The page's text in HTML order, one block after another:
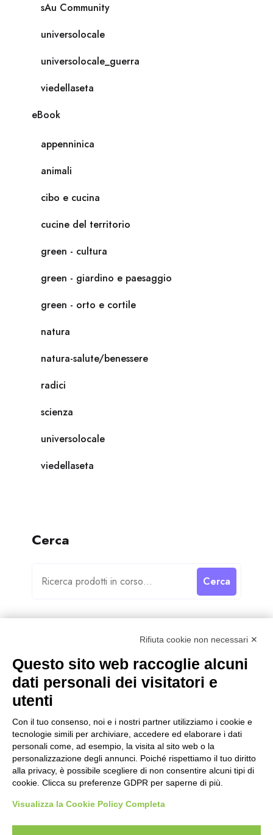
sAu Community
universolocale
universolocale_guerra
viedellaseta
eBook
appenninica
animali
cibo e cucina
cucine del territorio
green - cultura
green - giardino e paesaggio
green - orto e cortile
natura
natura-salute/benessere
radici
scienza
universolocale
viedellaseta
Cerca
Cerca
Categorie
Categorie
Rifiuta cookie non necessari ✕
Questo sito web raccoglie alcuni
dati personali dei visitatori e
utenti
Con il tuo consenso, noi e i nostri partner utilizziamo i cookie e
tecnologie simili per archiviare, accedere ed elaborare i dati
personali come, ad esempio, la visita al sito web o la
personalizzazione degli annunci. Poiché rispettiamo il tuo diritto
alla privacy, è possibile scegliere di non consentire alcuni tipi di
cookie. Clicca su preferenze GDPR per saperne di più.
Visualizza la Cookie Policy Completa